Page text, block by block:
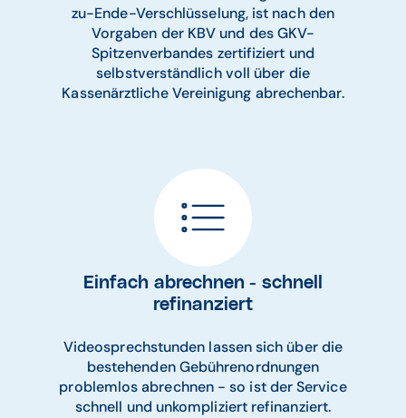
zu-Ende-Verschlüsselung, ist nach den
Vorgaben der KBV und des GKV-
Spitzenverbandes zertifiziert und
selbstverständlich voll über die
Kassenärztliche Vereinigung abrechenbar.
Einfach abrechnen - schnell
refinanziert
Videosprechstunden lassen sich über die
bestehenden Gebührenordnungen
problemlos abrechnen - so ist der Service
schnell und unkompliziert refinanziert.